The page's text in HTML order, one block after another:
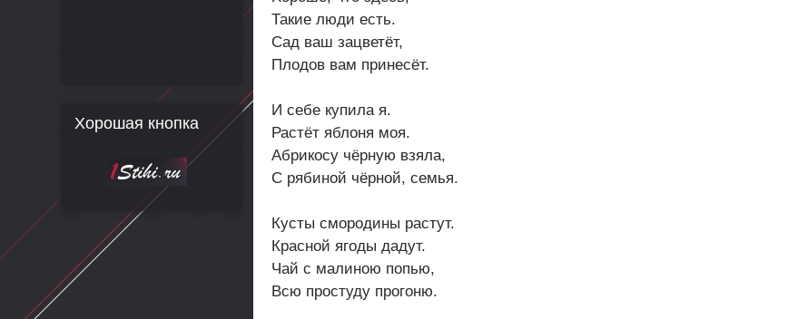
Такие люди есть.
Сад ваш зацветёт,
Плодов вам принесёт.
И себе купила я.
Растёт яблоня моя.
Абрикосу чёрную взяла,
С рябиной чёрной, семья.
Кусты смородины растут.
Красной ягоды дадут.
Чай с малиною попью,
Всю простуду прогоню.
Хорошая кнопка